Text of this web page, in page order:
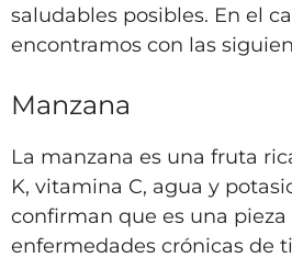
saludables posibles. En el
encontramos con las
Manzana
La manzana es una fruta
K, vitamina C, agua y
confirman que es una
enfermedades crónicas de